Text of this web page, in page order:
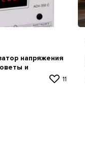
напряжения
и
11